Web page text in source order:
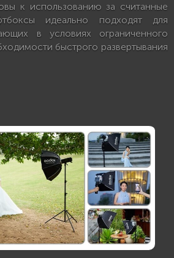
к использованию за считанные
идеально подходят для
в условиях ограниченного
быстрого развертывания